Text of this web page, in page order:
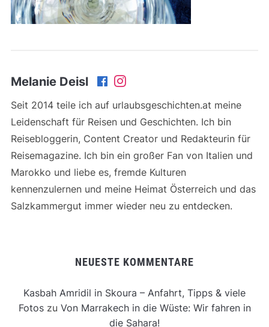
Melanie Deisl
Seit 2014 teile ich auf urlaubsgeschichten.at meine
Leidenschaft für Reisen und Geschichten. Ich bin
Reisebloggerin, Content Creator und Redakteurin für
Reisemagazine. Ich bin ein großer Fan von Italien und
Marokko und liebe es, fremde Kulturen
kennenzulernen und meine Heimat Österreich und das
Salzkammergut immer wieder neu zu entdecken.
NEUESTE KOMMENTARE
Kasbah Amridil in Skoura – Anfahrt, Tipps & viele
Fotoszu Von Marrakech in die Wüste: Wir fahren in
die Sahara!